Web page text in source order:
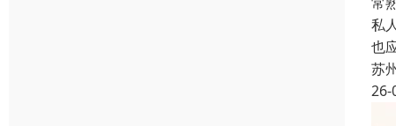
私
也
苏
26-